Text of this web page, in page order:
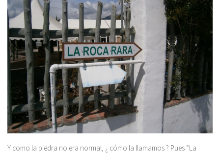
Y como la piedra no era normal, ¿ cómo la llamamos ? Pues “La